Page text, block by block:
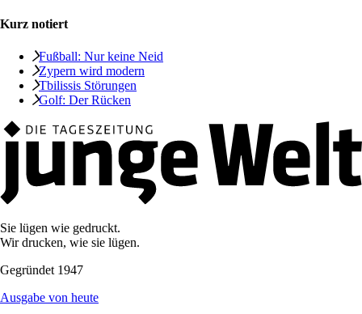
Kurz notiert
Fußball: Nur keine Neid
Zypern wird modern
Tbilissis Störungen
Golf: Der Rücken
Sie lügen wie gedruckt.
Wir drucken, wie sie lügen.
Gegründet 1947
Ausgabe von heute